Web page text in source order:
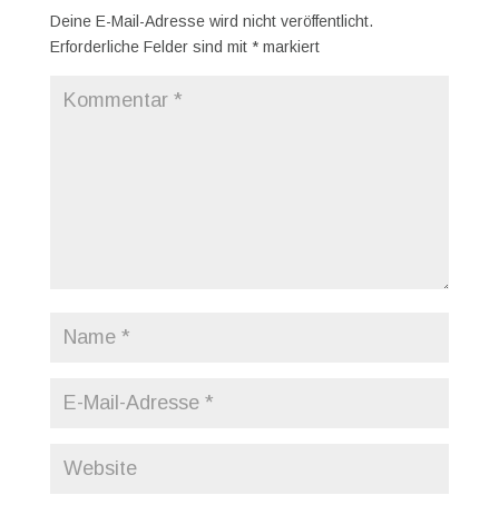
Deine E-Mail-Adresse wird nicht veröffentlicht.
Erforderliche Felder sind mit *markiert